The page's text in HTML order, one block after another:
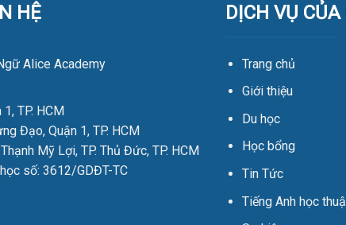
HỆ
Alice Academy
TP. HCM
Đạo, Quận 1, TP. HCM
Mỹ Lợi, TP. Thủ Đức, TP. HCM
số: 3612/GDĐT-TC
DỊCH VỤ
Trang chủ
Giới thiệu
Du học
Học bổng
Tin Tức
Tiếng Anh học